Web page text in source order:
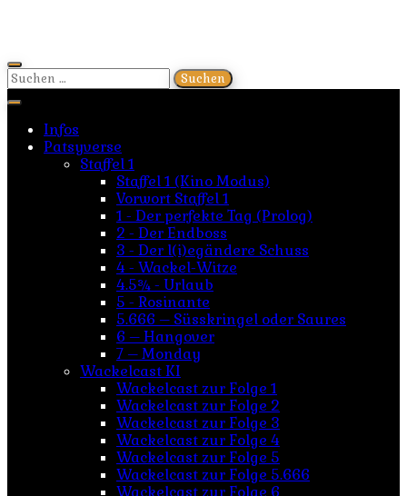
Suchen
nach:
Infos
Patsyverse
Staffel 1
Staffel 1 (Kino Modus)
Vorwort Staffel 1
1 - Der perfekte Tag (Prolog)
2 - Der Endboss
3 - Der l(i)egändere Schuss
4 - Wackel-Witze
4.5¾ - Urlaub
5 - Rosinante
5.666 – Süsskringel oder Saures
6 – Hangover
7 – Monday
Wackelcast KI
Wackelcast zur Folge 1
Wackelcast zur Folge 2
Wackelcast zur Folge 3
Wackelcast zur Folge 4
Wackelcast zur Folge 5
Wackelcast zur Folge 5.666
Wackelcast zur Folge 6